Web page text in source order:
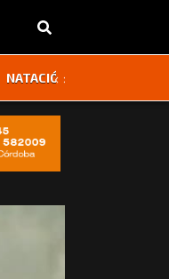
NATACIÓN
‹ ›